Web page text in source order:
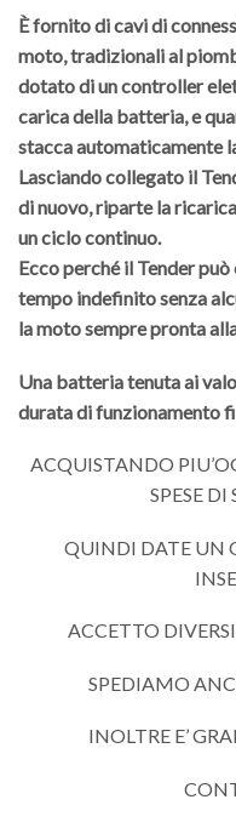
È fornito di cavi di
moto, tradizionali al
dotato di un controller
carica della batteria, e
stacca automaticamente
Lasciando collegato il
di nuovo, riparte la
un ciclo continuo.
Ecco perché il Tender
tempo indefinito senza
la moto sempre pronta
Una batteria tenuta ai
durata di funzionamento
ACQUISTANDO
SPESE
QUINDI DATE UN
ACCETTO
SPEDIAMO
INOLTRE E’